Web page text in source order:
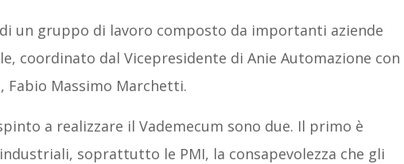
un gruppo di lavoro composto da importanti aziende
coordinato dal Vicepresidente di Anie Automazione con
Fabio Massimo Marchetti.
a realizzare il Vademecum sono due. Il primo è
soprattutto le PMI, la consapevolezza che gli